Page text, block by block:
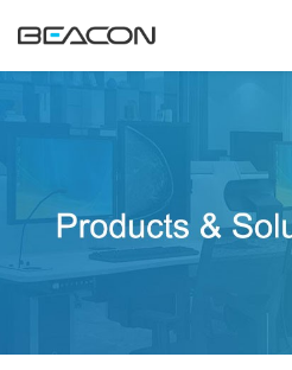
нет
121212121